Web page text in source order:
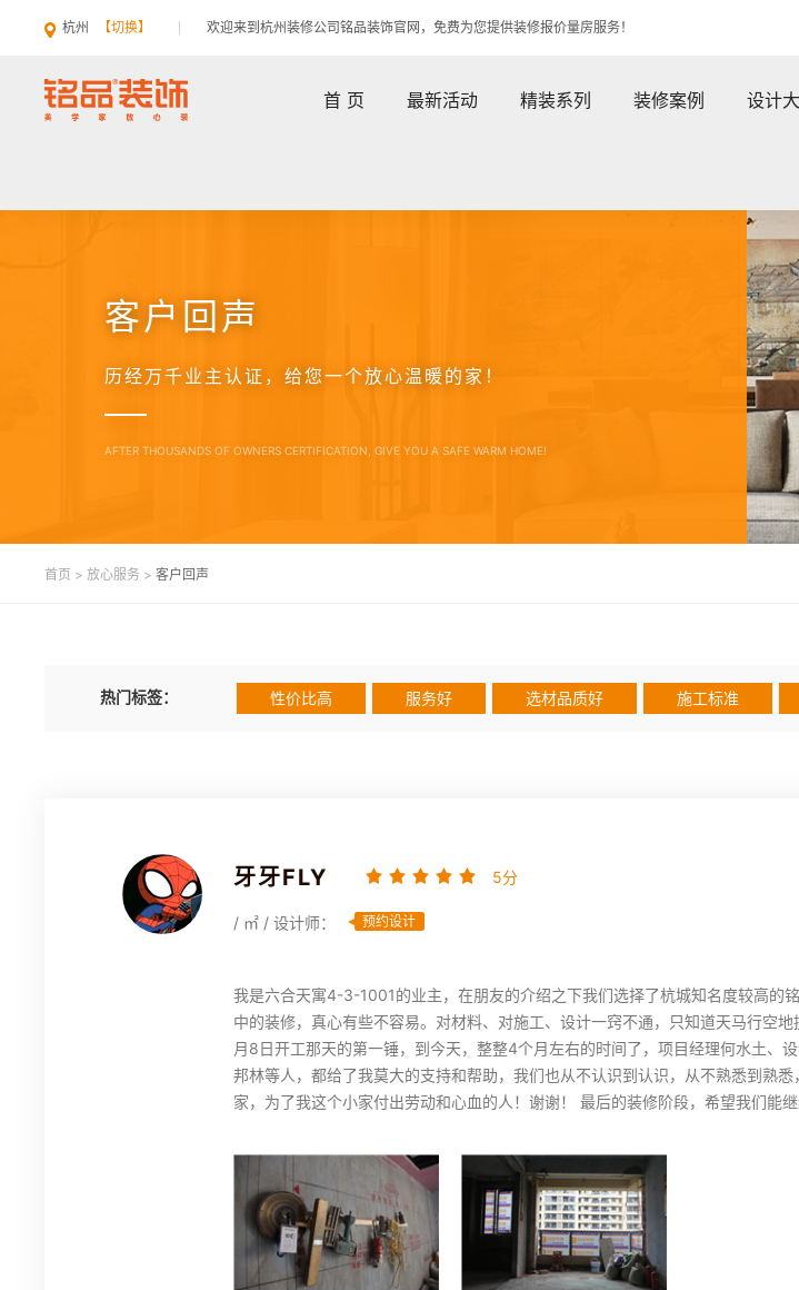
杭州 【切换】 欢迎来到杭州装修公司铭品装饰官网，免费为您提供装修报价量房服务！
首 页 最新活动 精装系列 装修案例 设计
客户回声
历经万千业主认证，给您一个放心温暖的家！
AFTER THOUSANDS OF OWNERS CERTIFICATION, GIVE YOU A SAFE WARM HOME!
首页 > 放心服务 > 客户回声
热门标签： 性价比高 服务好 选材品质好 施工标准
牙牙FLY 5分
/ ㎡ / 设计师： 预约设计
我是六合天寓4-3-1001的业主，在朋友的介绍之下我们选择了杭城知名度较高的
中的装修，真心有些不容易。对材料、对施工、设计一窍不通，只知道天马行空
月8日开工那天的第一锤，到今天，整整4个月左右的时间了，项目经理何水土、
邦林等人，都给了我莫大的支持和帮助，我们也从不认识到认识，从不熟悉到熟
家，为了我这个小家付出劳动和心血的人！谢谢！ 最后的装修阶段，希望我们能